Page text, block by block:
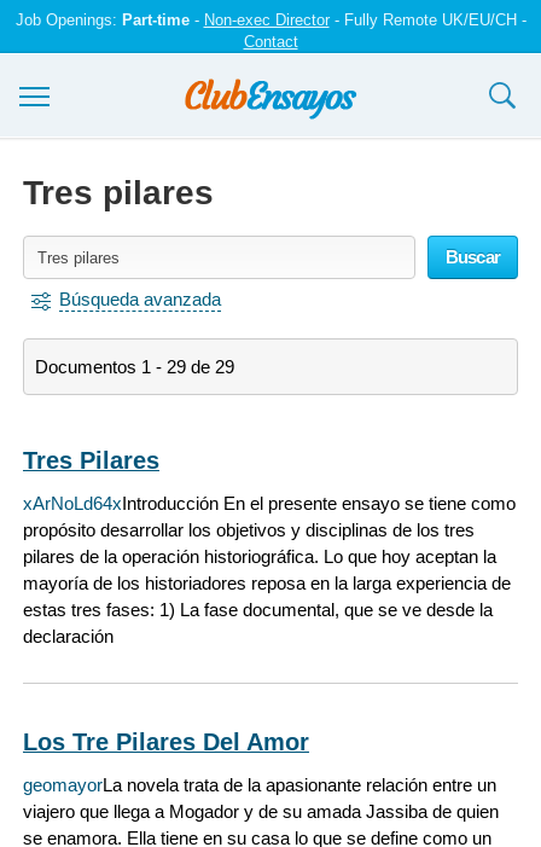
Job Openings: Part-time- Non-exec Director- Fully Remote UK/EU/CH -
Contact
Iniciar sesión
Tres pilares
Buscar
Búsqueda avanzada
Documentos 1 - 29 de 29
Tres Pilares
xArNoLd64xIntroducción En el presente ensayo se tiene como
propósito desarrollar los objetivos y disciplinas de los tres
pilares de la operación historiográfica. Lo que hoy aceptan la
mayoría de los historiadores reposa en la larga experiencia de
estas tres fases: 1) La fase documental, que se ve desde la
declaración
Los Tre Pilares Del Amor
geomayorLa novela trata de la apasionante relación entre un
viajero que llega a Mogador y de su amada Jassiba de quien
se enamora. Ella tiene en su casa lo que se define como un